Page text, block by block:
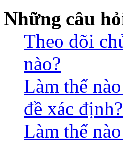
Những câu
Theo dõi
nào?
Làm thế
đề xác định?
Làm thế